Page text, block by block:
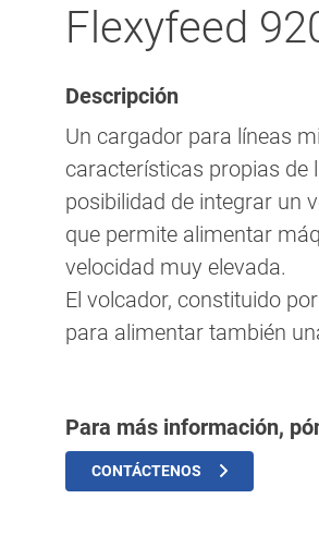
Flexyfeed
Descripción
Un cargador para líneas
características propias de
posibilidad de integrar un
que permite alimentar
velocidad muy elevada.
El volcador, constituido
para alimentar también
Para más información,
CONTÁCTENOS